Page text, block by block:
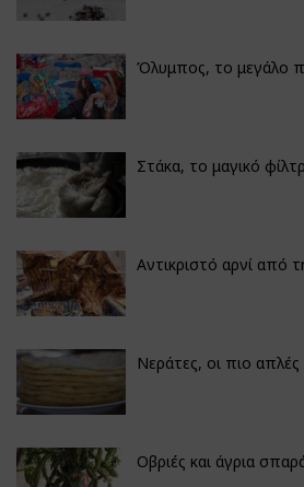
Όλυμπος, το μεγάλο
Στάκα, το μαγικό
Αντικριστό αρνί από
Νεράτες, οι πιο
Οβριές και άγρια